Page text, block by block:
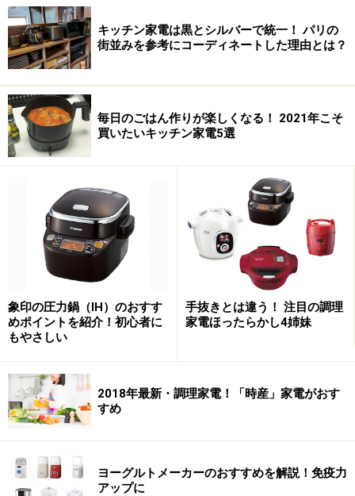
筆者オフィスに並ぶ家電。セレクト基準は本文後半にて紹介
黒やシルバーの配色は家電デザインにおいては、元々は
オーディオビジュアル家電がルーツだと思いますが、見
る人に高級感のあるイメージを与え、これはダイソンや
バルミューダなどが牽引する生活家電の嗜好品化がもた
らした潮流によるものではないかと考えます。
黒は光を反射することなく、すべての色を吸収遮断しま
す。さらに周囲に存在する色を引き締めて、強く目立た
せます。組み合わせた場合、シルバーというカラーが有
するイメージ、つまり精緻性の高さなどを強める効果が
あります。
プロユースの調理器具や飲食店のキッチンなどはステン
レスがむき出しだったり、シルバー基調であることがほ
のです。
とはいえ、黒もシルバーも共通している特徴が、素材感
や表面処理加工が非常に強く表れるカラーであり、例え
ばステンレスなどの金属とプラスチックでは、同じカラ
ーの組み合わせだったとしても、かなり印象が変わって
キッチン家電は黒とシルバーで統一！ パリの
街並みを参考にコーディネートした理由とは？
毎日のごはん作りが楽しくなる！ 2021年こそ
買いたいキッチン家電5選
象印の圧力鍋（IH）のおすす
めポイントを紹介！初心者に
もやさしい
手抜きとは違う！ 注目の調理
家電ほったらかし4姉妹
2018年最新・調理家電！「時産」家電がおす
すめ
ヨーグルトメーカーのおすすめを解説！免疫力
アップに